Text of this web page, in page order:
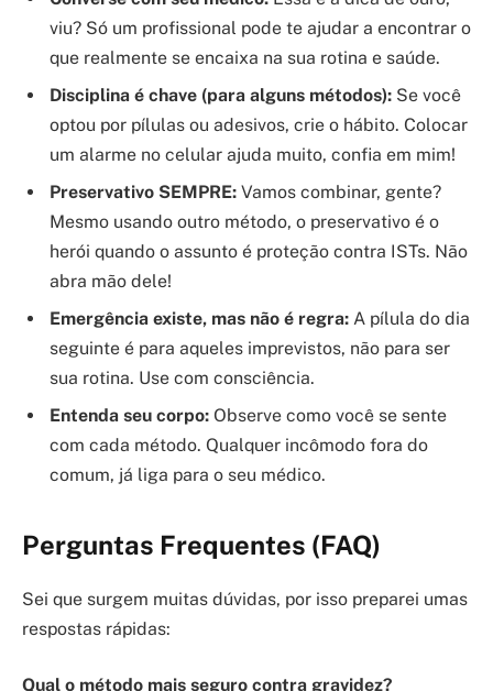
viu? Só um profissional pode te ajudar a encontrar o
que realmente se encaixa na sua rotina e saúde.
Disciplina é chave (para alguns métodos): Se você
optou por pílulas ou adesivos, crie o hábito. Colocar
um alarme no celular ajuda muito, confia em mim!
Preservativo SEMPRE: Vamos combinar, gente?
Mesmo usando outro método, o preservativo é o
herói quando o assunto é proteção contra ISTs. Não
abra mão dele!
Emergência existe, mas não é regra: A pílula do dia
seguinte é para aqueles imprevistos, não para ser
sua rotina. Use com consciência.
Entenda seu corpo: Observe como você se sente
com cada método. Qualquer incômodo fora do
comum, já liga para o seu médico.
Perguntas Frequentes (FAQ)
Sei que surgem muitas dúvidas, por isso preparei umas
respostas rápidas:
Qual o método mais seguro contra gravidez?